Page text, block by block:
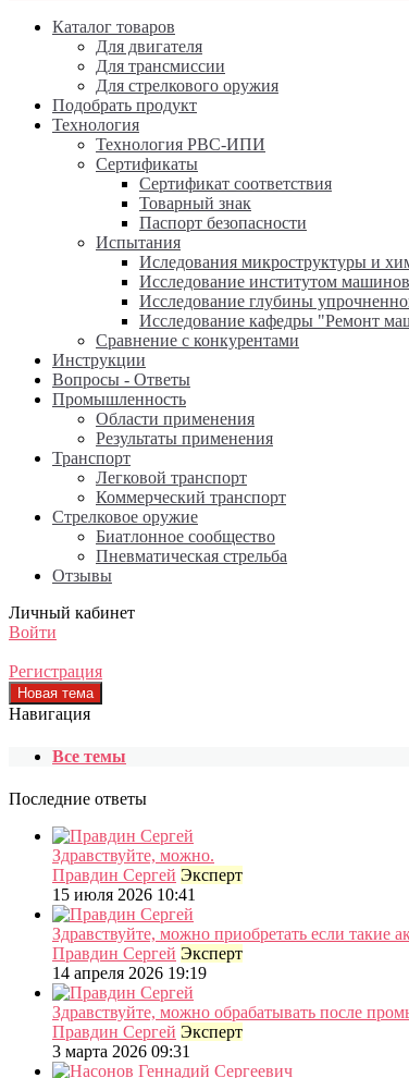
Каталог товаров
Для двигателя
Для трансмиссии
Для стрелкового оружия
Подобрать продукт
Технология
Технология РВС-ИПИ
Сертификаты
Сертификат соответствия
Товарный знак
Паспорт безопасности
Испытания
Иследования микроструктуры и
Исследование институтом
Исследование глубины
Исследование кафедры "Ремонт
Сравнение с конкурентами
Инструкции
Вопросы - Ответы
Промышленность
Области применения
Результаты применения
Транспорт
Легковой транспорт
Коммерческий транспорт
Стрелковое оружие
Биатлонное сообщество
Пневматическая стрельба
Отзывы
Личный кабинет
Войти
Регистрация
Навигация
Все темы
Последние ответы
Здравствуйте, можно.
Правдин Сергей Эксперт
15 июля 2026 10:41
Здравствуйте, можно приобретать если
Правдин Сергей Эксперт
14 апреля 2026 19:19
Здравствуйте, можно обрабатывать после
Правдин Сергей Эксперт
3 марта 2026 09:31